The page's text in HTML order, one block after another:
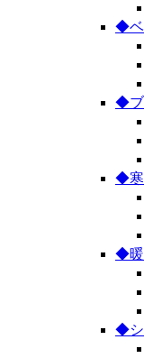
◆ベ
◆ブ
◆寒
◆暖
◆シ